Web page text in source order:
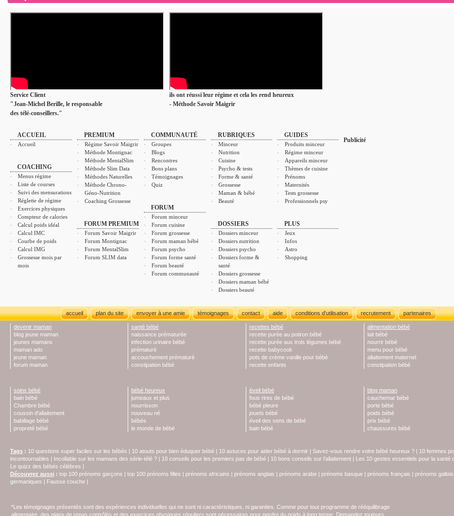
Service Client
"Jean-Michel Berille, le responsable
des télé-conseillers."
ils ont réussi leur régime et cela les rend heureux
- Méthode Savoir Maigrir
ACCUEIL
Accueil
COACHING
Menus régime
Liste de courses
Suivi des mensurations
Réglette de régime
Exercices physiques
Compteur de calories
Calcul poids idéal
Calcul IMC
Courbe de poids
Calcul IMG
Grossesse mois par
mois
PREMIUM
Régime Savoir Maigrir
Méthode Montignac
Méthode MentalSlim
Méthode Slim Data
Méthodes Naturelles
Méthode Chrono-
Géno-Nutrition
Coaching Grossesse
FORUM PREMIUM
Forum Savoir Maigrir
Forum Montignac
Forum MentalSlim
Forum SLIM data
COMMUNAUTÉ
Groupes
Blogs
Rencontres
Bons plans
Témoignages
Quiz
FORUM
Forum minceur
Forum cuisine
Forum grossesse
Forum maman bébé
Forum psycho
Forum forme santé
Forum beauté
Forum communauté
RUBRIQUES
Minceur
Nutrition
Cuisine
Psycho & tests
Forme & santé
Grossesse
Maman & bébé
Beauté
DOSSIERS
Dossiers minceur
Dossiers nutrition
Dossiers psycho
Dossiers forme &
santé
Dossiers grossesse
Dossiers maman bébé
Dossiers beauté
GUIDES
Produits minceur
Régime minceur
Appareils minceur
Thèmes de cuisine
Prénoms
Maternités
Tests grossesse
Professionnels psy
PLUS
Jeux
Infos
Astro
Shopping
Publicité
accueil plan du site envoyer à une amie témoignages contact aide conditions d'utilisation recrutement partenaires
devenir maman
blog jeune maman
jeunes mamans
maman ado
jeune maman
forum maman
santé bébé
naissance prématurée
infection urinaire bébé
prématuré
accouchement prématuré
constipation bébé
recettes bébé
recette purée au potiron bébé
recette purée aux trois légumes bébé
recette babycook
pots de crème vanille pour bébé
recette enfants
alimentation bébé
lait bébé
nourrir bébé
menu pour bébé
allaitement maternel
constipation bébé
soins bébé
bain bébé
Chambre bébé
coussin d'allaitement
babillage bébé
propreté bébé
bébé heureux
jumeaux et plus
nourrisson
nouveau né
bébés
le monde de bébé
éveil bébé
fous rires de bébé
bébé pleure
jouets bébé
éveil des sens de bébé
bain bébé
blog maman
cauchemar bébé
porte bébé
poids bébé
prix bébé
chaussures bébé
Tags : 10 questions super faciles sur les bébés | 10 atouts pour bien éduquer bébé | 10 astuces pour aider bébé à dormir | Savez-vous rendre votre bébé heureux ? | 10 femmes
incontournables | Incollable sur les mamans des série-télé ? | 10 conseils pour les premiers pas de bébé | 10 bons conseils sur l'allaitement | Les 10 gestes essentiels pour la santé
Le quizz des bébés célèbres |
Découvrez aussi : top 100 prénoms garçons | top 100 prénoms filles | prénoms africains | prénoms anglais | prénoms arabe | prénoms basque | prénoms français | prénoms gallois
germaniques | Fausse couche |
*Les témoignages présentés sont des expériences individuelles qui ne sont ni caractéristiques, ni garanties. Comme pour tout programme de rééquilibrage
alimentaire, des plans de repas contrôlés et des exercices physiques réguliers sont nécessaires pour perdre du poids à long terme. Demandez toujours